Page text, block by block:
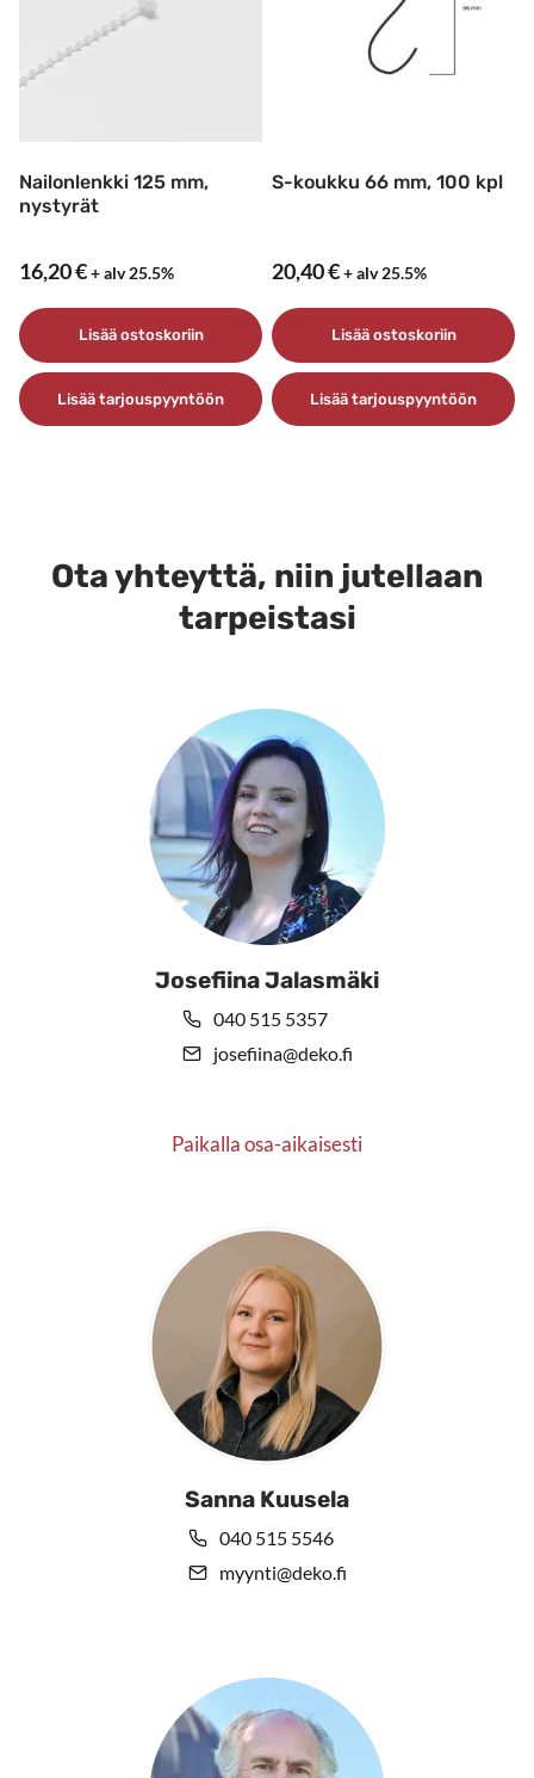
Nailonlenkki 125 mm,
nystyrät
16,20€+ alv 25.5%
Lisää ostoskoriin
Lisää tarjouspyyntöön
S-koukku 66 mm, 100 kpl
20,40€+ alv 25.5%
Lisää ostoskoriin
Lisää tarjouspyyntöön
Ota yhteyttä, niin jutellaan
tarpeistasi
Josefiina Jalasmäki
040 515 5357
josefiina@deko.fi
Paikalla osa-aikaisesti
Sanna Kuusela
040 515 5546
myynti@deko.fi